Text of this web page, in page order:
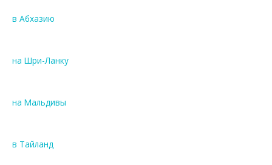
в Абхазию
на Шри-Ланку
на Мальдивы
в Тайланд